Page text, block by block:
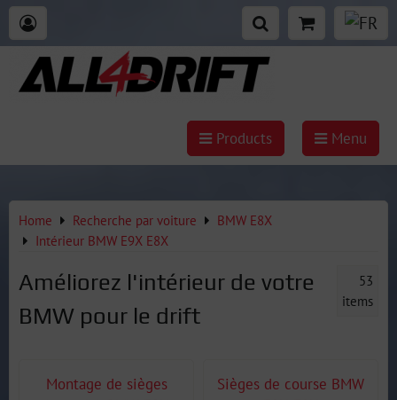
Products Menu
Home Recherche par voiture
BMW E8X
Intérieur BMW E9X E8X
Améliorez l'intérieur de votre
BMW pour le drift
53
items
Montage de sièges
Sièges de course BMW